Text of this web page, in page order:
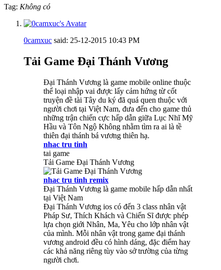
Tag: Không có
0camxuc said: 25-12-2015 10:43 PM
Tải Game Đại Thánh Vương
Đại Thánh Vương là game mobile online thuộc
thể loại nhập vai được lấy cảm hứng từ cốt
truyện đề tài Tây du ký đã quá quen thuộc với
người chơi tại Việt Nam, đưa đến cho game thủ
những trận chiến cực hấp dẫn giữa Lục Nhĩ Mỹ
Hầu và Tôn Ngộ Không nhằm tìm ra ai là tề
thiên đại thánh bá vương thiên hạ.
nhac tru tinh
tai game
Tải Game Đại Thánh Vương
nhac tru tinh remix
Đại Thánh Vương là game mobile hấp dẫn nhất
tại Việt Nam
Đại Thánh Vương ios có đến 3 class nhân vật
Pháp Sư, Thích Khách và Chiến Sĩ được phép
lựa chọn giới Nhân, Ma, Yêu cho lớp nhân vật
của mình. Mỗi nhân vật trong game đại thánh
vương android đều có hình dáng, đặc điểm hay
các khả năng riêng tùy vào sở trường của từng
người chơi.